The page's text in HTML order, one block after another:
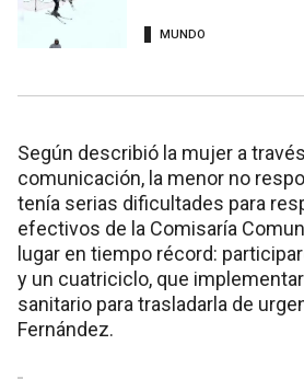
MUNDO
Según describió la mujer a
comunicación, la menor no
tenía serias dificultades para
efectivos de la Comisaría
lugar en tiempo récord:
y un cuatriciclo, que
sanitario para trasladarla de
Fernández.